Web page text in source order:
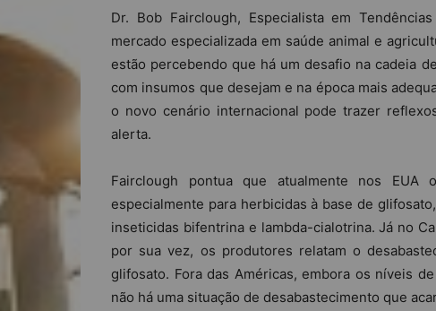
Dr. Bob Fairclough, Especialista em
mercado especializada em saúde animal e
estão percebendo que há um desafio na cadeia
com insumos que desejam e na época mais
o novo cenário internacional pode trazer
alerta.
Fairclough pontua que atualmente nos EUA
especialmente para herbicidas à base de
inseticidas bifentrina e lambda-cialotrina. Já no
por sua vez, os produtores relatam o
glifosato. Fora das Américas, embora os níveis
não há uma situação de desabastecimento que